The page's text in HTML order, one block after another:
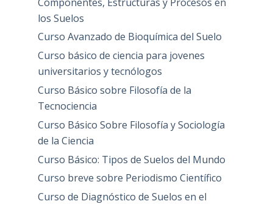
los Suelos
Curso Avanzado de Bioquímica del Suelo
Curso básico de ciencia para jovenes
universitarios y tecnólogos
Curso Básico sobre Filosofía de la
Tecnociencia
Curso Básico Sobre Filosofía y Sociología
de la Ciencia
Curso Básico: Tipos de Suelos del Mundo
Curso breve sobre Periodismo Científico
Curso de Diagnóstico de Suelos en el